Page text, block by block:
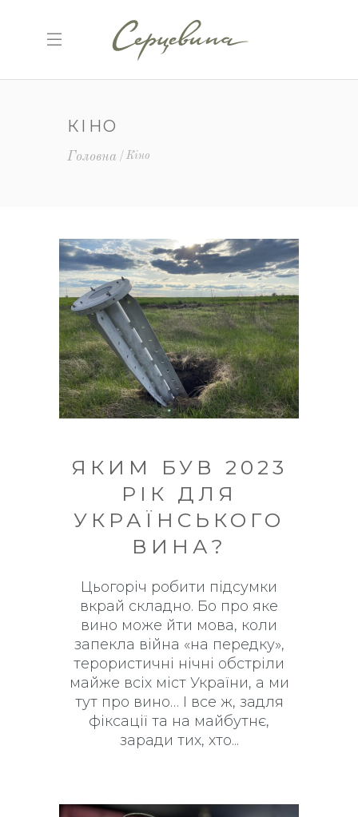
КІНО
Головна Кіно
ЯКИМ БУВ 2023
РІК ДЛЯ
УКРАЇНСЬКОГО
ВИНА?
Цьогоріч робити підсумки
вкрай складно. Бо про яке
вино може йти мова, коли
запекла війна «на передку»,
терористичні нічні обстріли
майже всіх міст України, а ми
тут про вино… І все ж, задля
фіксації та на майбутнє,
заради тих, хто